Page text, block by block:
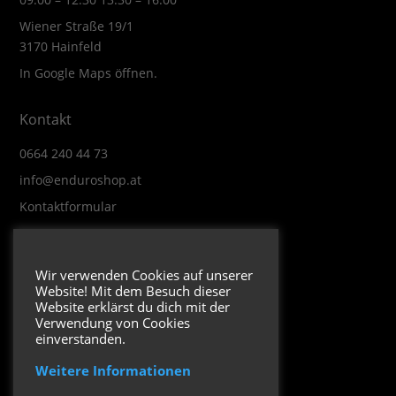
Wiener Straße 19/1
3170 Hainfeld
In Google Maps öffnen.
Kontakt
0664 240 44 73
info@enduroshop.at
Kontaktformular
Impressum
Datenschutzerklärung
Folge uns
Wir verwenden Cookies auf unserer
Website! Mit dem Besuch dieser
Website erklärst du dich mit der
Verwendung von Cookies
einverstanden.
Weitere Informationen